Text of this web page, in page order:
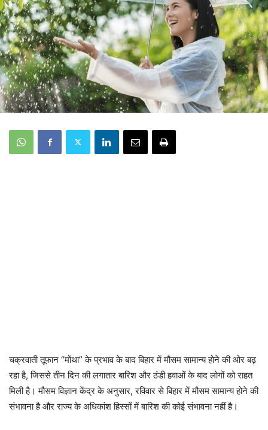
चक्रवाती तूफान “मोंथा” के प्रभाव के बाद बिहार में मौसम सामान्य होने की ओर बढ़
रहा है, जिससे तीन दिन की लगातार बारिश और ठंडी हवाओं के बाद लोगों को राहत
मिली है। मौसम विज्ञान केंद्र के अनुसार, रविवार से बिहार में मौसम सामान्य होने की
संभावना है और राज्य के अधिकांश हिस्सों में बारिश की कोई संभावना नहीं है।